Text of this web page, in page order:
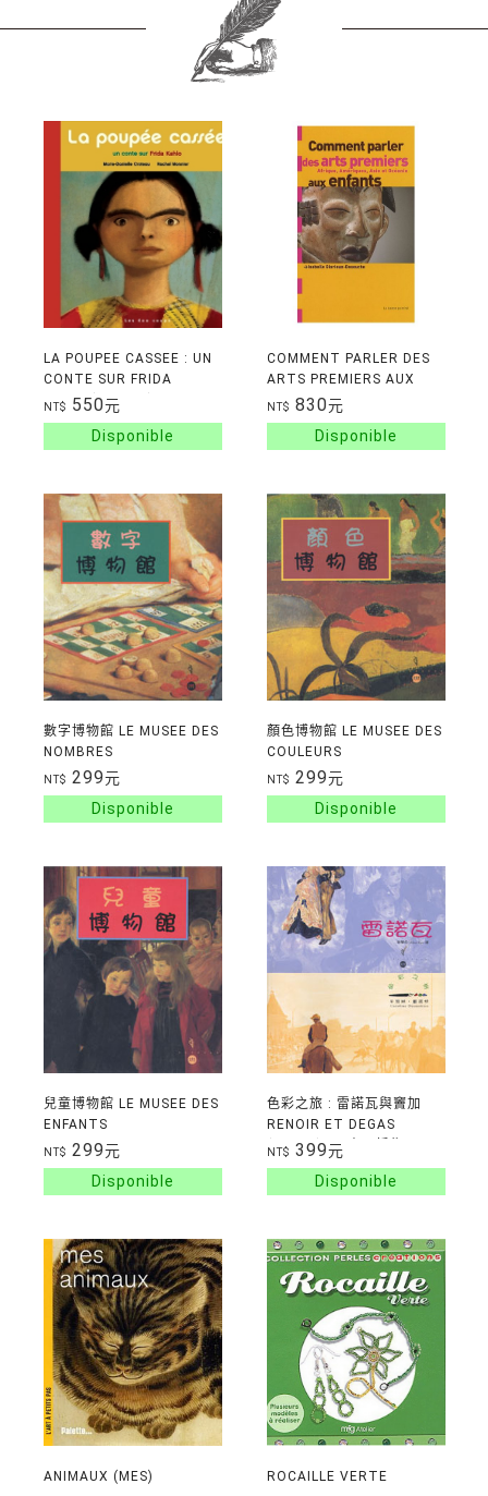
LA POUPEE CASSEE : UN
CONTE SUR FRIDA
KHALO(3-6 ans)
NT$ 550元
COMMENT PARLER DES
ARTS PREMIERS AUX
ENFANTS: AFRIQUE,
AMERIQUES, ASIE ET
OCEANIE (dès 6 ans)
NT$ 830元
數字博物館 LE MUSEE DES
NOMBRES
NT$ 299元
顏色博物館 LE MUSEE DES
COULEURS
NT$ 299元
兒童博物館 LE MUSEE DES
ENFANTS
NT$ 299元
色彩之旅 : 雷諾瓦與竇加
RENOIR ET DEGAS
(9ans+) *兩本不拆售*
NT$ 399元
ANIMAUX (MES) ROCAILLE VERTE